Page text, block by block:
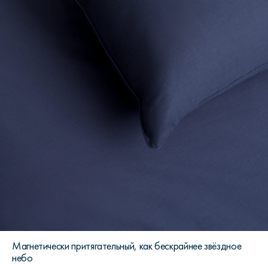
Магнетически притягательный, как бескрайнее звёздное
небо